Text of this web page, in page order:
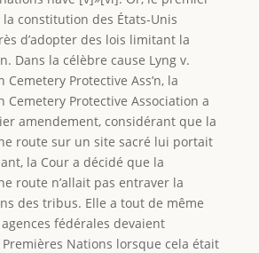
constitution des États-Unis
d’adopter des lois limitant la
Dans la célèbre cause Lyng v.
Protective Ass’n, la
Cemetery Protective Association a
amendement, considérant que la
route sur un site sacré lui portait
la Cour a décidé que la
route n’allait pas entraver la
des tribus. Elle a tout de même
fédérales devaient
Nations lorsque cela était